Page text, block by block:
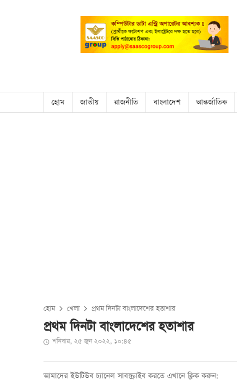
হোম জাতীয় রাজনীতি বাংলাদেশ আন্তর্জাতিক
হোম খেলা প্রথম দিনটা বাংলাদেশের হতাশার
প্রথম দিনটা বাংলাদেশের হতাশার
শনিবার, ২৫ জুন ২০২২, ১০:৪৫
আমাদের ইউটিউব চ্যানেল সাবস্ক্রাইব করতে এখানে ক্লিক করুন: